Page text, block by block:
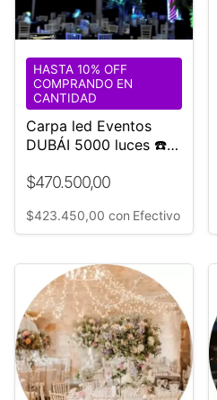
Carpa led Eventos
DUBÁI 5000 luces ☎️
$470.500,00
HASTA 10% OFF
COMPRANDO EN
CANTIDAD
$423.450,00 con Efectivo